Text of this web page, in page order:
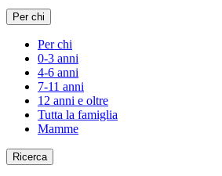
Per chi
Per chi
0-3 anni
4-6 anni
7-11 anni
12 anni e oltre
Tutta la famiglia
Mamme
Ricerca